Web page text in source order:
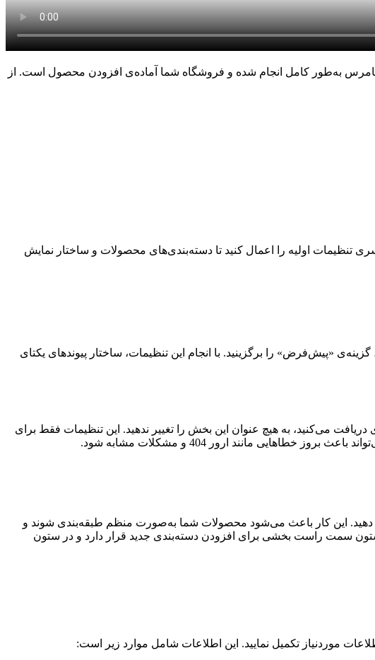
به‌طور کامل انجام شده و فروشگاه شما آماده‌ی افزودن محصول است. از
تنظیمات اولیه را اعمال کنید تا دسته‌بندی‌های محصولات و ساختار نمایش
«پیش‌فرض» را برگزینید. با انجام این تنظیمات، ساختار پیوندهای یکتای
می‌کنید، به هیچ عنوان این بخش را تغییر ندهید. این تنظیمات فقط برای
مانند ارور 404 و مشکلات مشابه شود.
دهید. این کار باعث می‌شود محصولات شما به‌صورت منظم طبقه‌بندی شوند و
سمت راست بخشی برای افزودن دسته‌بندی جدید قرار دارد و در ستون
موردنیاز تکمیل نمایید. این اطلاعات شامل موارد زیر است: